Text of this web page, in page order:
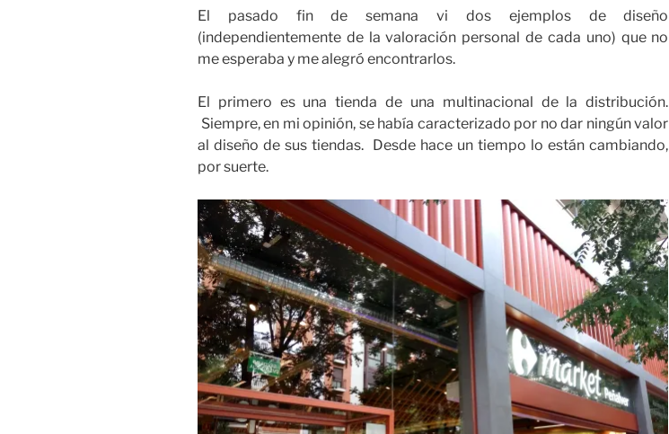
El pasado fin de semana vi dos ejemplos de diseño
(independientemente de la valoración personal de cada uno) que no
me esperaba y me alegró encontrarlos.
El primero es una tienda de una multinacional de la distribución.
Siempre, en mi opinión, se había caracterizado por no dar ningún valor
al diseño de sus tiendas. Desde hace un tiempo lo están cambiando,
por suerte.